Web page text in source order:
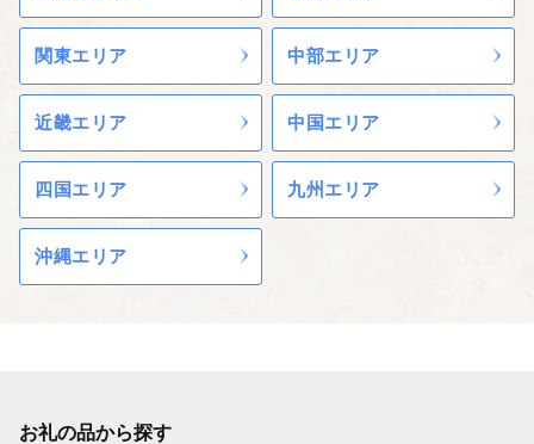
関東エリア 中部エリア
近畿エリア 中国エリア
四国エリア 九州エリア
沖縄エリア
お礼の品から探す